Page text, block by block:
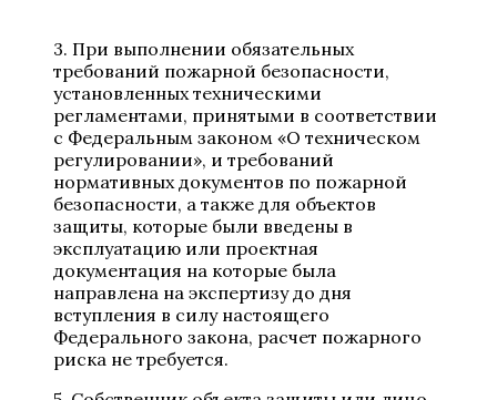
3. При выполнении обязательных
требований пожарной безопасности,
установленных техническими
регламентами, принятыми в соответствии
с Федеральным законом «О техническом
регулировании», и требований
нормативных документов по пожарной
безопасности, а также для объектов
защиты, которые были введены в
эксплуатацию или проектная
документация на которые была
направлена на экспертизу до дня
вступления в силу настоящего
Федерального закона, расчет пожарного
риска не требуется.